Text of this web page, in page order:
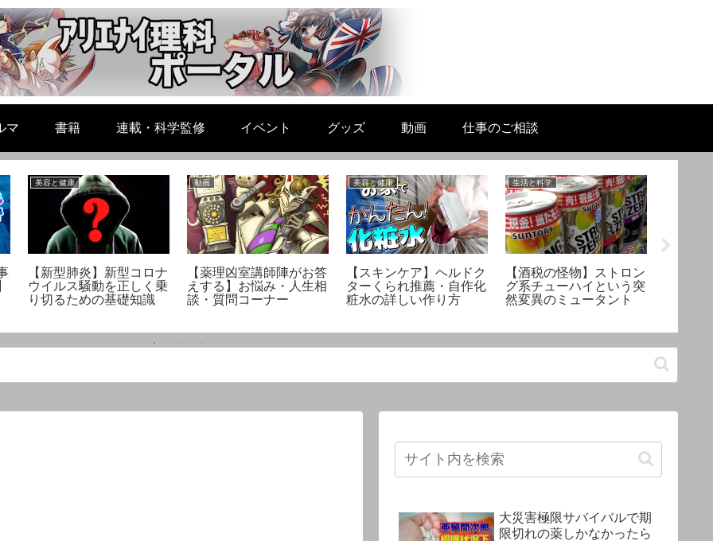
マ 書籍 連載・科学監修 イベント グッズ 動画 仕事のご相談
美容と健康
【新型肺炎】新型コロナ
ウイルス騒動を正しく乗
り切るための基礎知識
動画
【薬理凶室講師陣がお答
えする】お悩み・人生相
談・質問コーナー
美容と健康
【スキンケア】ヘルドク
ターくられ推薦・自作化
粧水の詳しい作り方
生活と科学
【酒税の怪物】ストロン
グ系チューハイという突
然変異のミュータント
大災害極限サバイバルで期
限切れの薬しかなかったら